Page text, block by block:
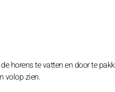
horens te vatten en door te
volop zien.